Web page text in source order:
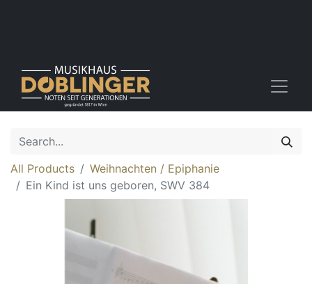
All Products
Weihnachten / Epiphanie
Ein Kind ist uns geboren, SWV 384